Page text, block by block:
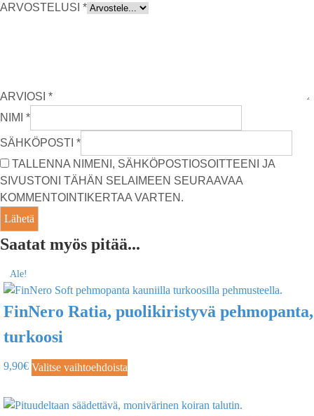
ARVOSTELUSI *
ARVIOSI *
NIMI *
SÄHKÖPOSTI *
TALLENNA NIMENI, SÄHKÖPOSTIOSOITTEENI JA
SIVUSTONI TÄHÄN SELAIMEEN SEURAAVAA
KOMMENTOINTIKERTAA VARTEN.
Saatat myös pitää...
Ale!
FinNero Ratia, puolikiristyvä pehmopanta,
turkoosi
9,90€ Valitse vaihtoehdoista